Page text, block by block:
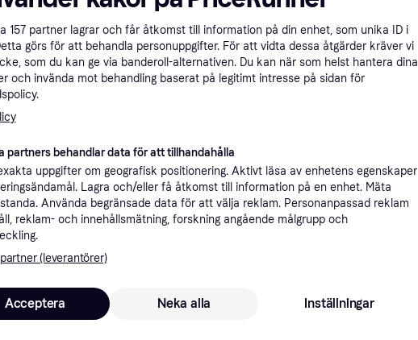
för bil 49 kr frakt, 2-4 dagar 297 kr
99 kr frakt249 kr
157 partner lagrar och får åtkomst till information på din enhet, som unika ID i
görs för att behandla personuppgifter. För att vidta dessa åtgärder kräver vi
som du kan ge via banderoll-alternativen. Du kan när som helst hantera dina
och invända mot behandling baserat på legitimt intresse på sidan för
partners behandlar data för att tillhandahålla
uppgifter om geografisk positionering. Aktivt läsa av enhetens egenskaper
Lagra och/eller få åtkomst till information på en enhet. Mäta
Använda begränsade data för att välja reklam. Personanpassad reklam
reklam- och innehållsmätning, forskning angående målgrupp och
(leverantörer)
Neka alla
Acceptera Inställningar